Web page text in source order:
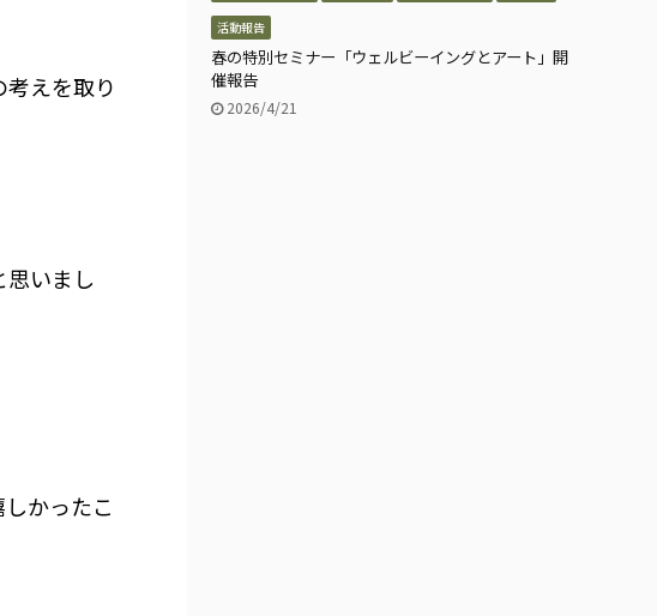
えを取り
いまし
かったこ
活動報告
春の特別セミナー「ウェルビーイングとアート」開
催報告
2026/4/21